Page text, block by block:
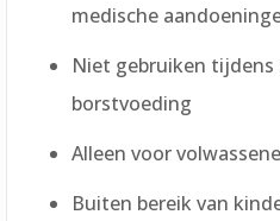
medische
Niet gebruiken
borstvoeding
Alleen voor
Buiten bereik van